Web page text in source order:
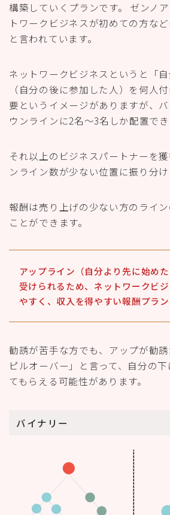
構築していくプランです。 ゼンノ
トワークビジネスが初めての方な
と言われています。
ネットワークビジネスというと「
（自分の後に参加した人）を何人
要というイメージがありますが、
ウンラインに2名～3名しか配置でき
それ以上のビジネスパートナーを
ンライン数が少ない位置に振り分け
報酬は売り上げの少ない方のライ
ことができます。
アップライン（自分より先に始め
受けられるため、ネットワークビ
やすく、収入を得やすい報酬プラン
勧誘が苦手な方でも、アップが勧
ピルオーバー」と言って、自分の
てもらえる可能性があります。
バイナリー